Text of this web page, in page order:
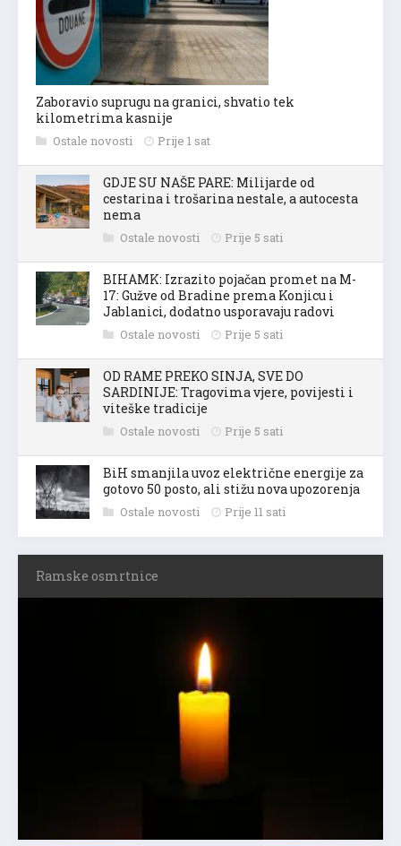
Zaboravio suprugu na granici, shvatio tek
kilometrima kasnije
Ostale novosti Prije 1 sat
GDJE SU NAŠE PARE: Milijarde od
cestarina i trošarina nestale, a autocesta
nema
Ostale novosti Prije 5 sati
BIHAMK: Izrazito pojačan promet na M-
17: Gužve od Bradine prema Konjicu i
Jablanici, dodatno usporavaju radovi
Ostale novosti Prije 5 sati
OD RAME PREKO SINJA, SVE DO
SARDINIJE: Tragovima vjere, povijesti i
viteške tradicije
Ostale novosti Prije 5 sati
BiH smanjila uvoz električne energije za
gotovo 50 posto, ali stižu nova upozorenja
Ostale novosti Prije 11 sati
Ramske osmrtnice